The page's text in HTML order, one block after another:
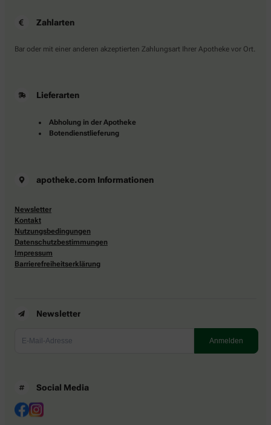
Zahlarten
Bar oder mit einer anderen akzeptierten Zahlungsart Ihrer Apotheke vor Ort.
Lieferarten
Abholung in der Apotheke
Botendienstlieferung
apotheke.com Informationen
Newsletter
Kontakt
Nutzungsbedingungen
Datenschutzbestimmungen
Impressum
Barrierefreiheitserklärung
Newsletter
Social Media